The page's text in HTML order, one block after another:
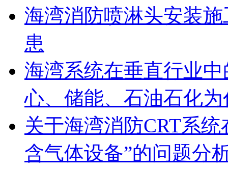
海湾消防喷淋头安装
患
海湾系统在垂直行业
心、储能、石油石化
关于海湾消防CRT系
含气体设备”的问题分